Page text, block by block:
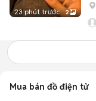
23 phút trước 2
Mua bán đồ điện tử